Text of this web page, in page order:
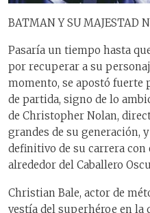
BATMAN Y SU MAJESTAD
Pasaría un tiempo hasta
por recuperar a su
momento, se apostó fuerte
de partida, signo de lo
de Christopher Nolan,
grandes de su generación,
definitivo de su carrera
alrededor del Caballero
Christian Bale, actor de
vestía del superhéroe en la